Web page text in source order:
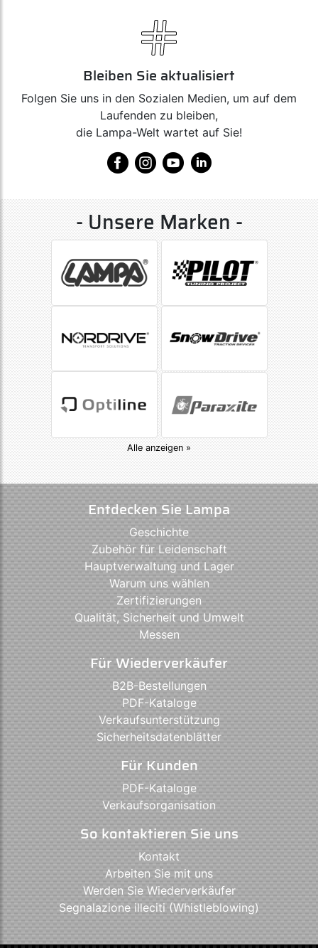
Bleiben Sie aktualisiert
Folgen Sie uns in den Sozialen Medien, um auf dem
Laufenden zu bleiben,
die Lampa-Welt wartet auf Sie!
- Unsere Marken -
Alle anzeigen »
Entdecken Sie Lampa
Geschichte
Zubehör für Leidenschaft
Hauptverwaltung und Lager
Warum uns wählen
Zertifizierungen
Qualität, Sicherheit und Umwelt
Messen
Für Wiederverkäufer
B2B-Bestellungen
PDF-Kataloge
Verkaufsunterstützung
Sicherheitsdatenblätter
Für Kunden
PDF-Kataloge
Verkaufsorganisation
So kontaktieren Sie uns
Kontakt
Arbeiten Sie mit uns
Werden Sie Wiederverkäufer
Segnalazione illeciti (Whistleblowing)